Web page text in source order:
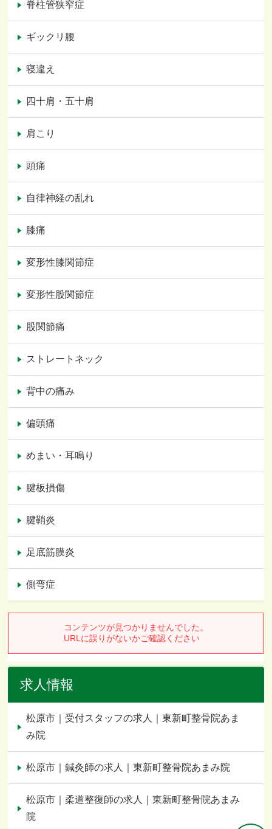
脊柱管狭窄症
ギックリ腰
寝違え
四十肩・五十肩
肩こり
頭痛
自律神経の乱れ
膝痛
変形性膝関節症
変形性股関節症
股関節痛
ストレートネック
背中の痛み
偏頭痛
めまい・耳鳴り
腱板損傷
腱鞘炎
足底筋膜炎
側弯症
求人情報
松原市｜受付スタッフの求人｜東新町整骨院あま
み院
松原市｜鍼灸師の求人｜東新町整骨院あまみ院
松原市｜柔道整復師の求人｜東新町整骨院あまみ
院